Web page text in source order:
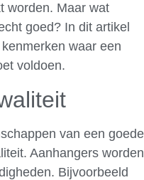
worden. Maar wat
goed? In dit artikel
waar een
voldoen.
van een goede
Aanhangers worden
Bijvoorbeeld